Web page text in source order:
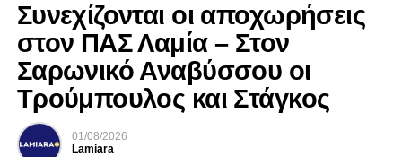
Συνεχίζονται οι αποχωρήσεις
στον ΠΑΣ Λαμία – Στον
Σαρωνικό Αναβύσσου οι
Τρούμπουλος και Στάγκος
01/08/2026
Lamiara